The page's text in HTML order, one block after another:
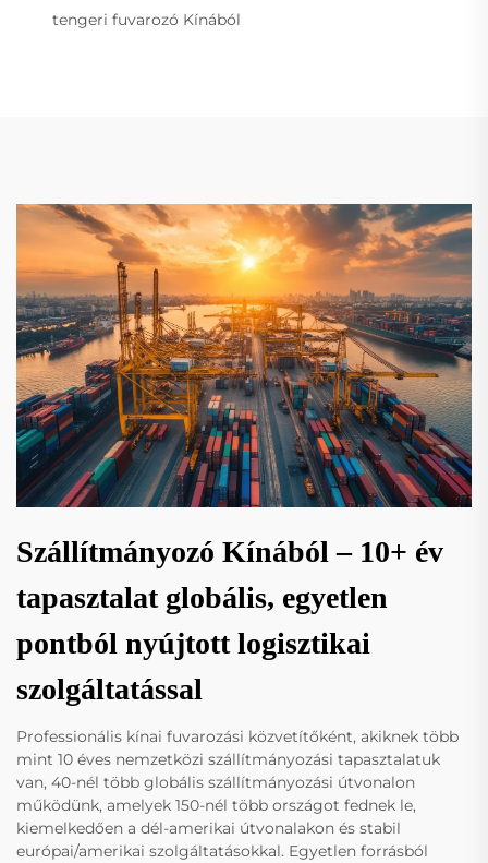
tengeri fuvarozó Kínából
Szállítmányozó Kínából – 10+ év
tapasztalat globális, egyetlen
pontból nyújtott logisztikai
szolgáltatással
Professionális kínai fuvarozási közvetítőként, akiknek több
mint 10 éves nemzetközi szállítmányozási tapasztalatuk
van, 40-nél több globális szállítmányozási útvonalon
működünk, amelyek 150-nél több országot fednek le,
kiemelkedően a dél-amerikai útvonalakon és stabil
európai/amerikai szolgáltatásokkal. Egyetlen forrásból